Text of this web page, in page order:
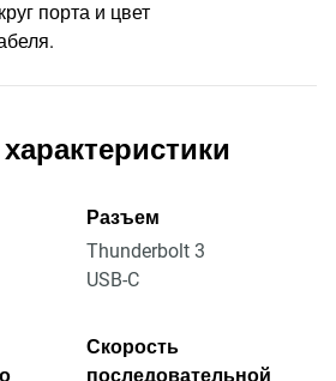
порта и цвет
Разъем
Thunderbolt 3
USB-C
Скорость
последовательной